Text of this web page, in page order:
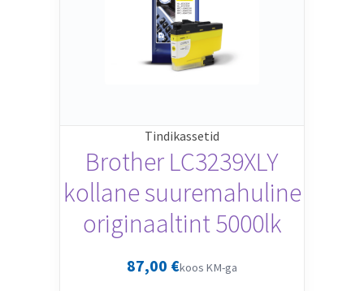
Tindikassetid
Brother LC3239XLY
kollane suuremahuline
originaaltint 5000lk
87,00 €koos KM-ga